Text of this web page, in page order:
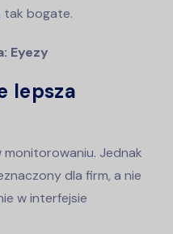
tak bogate.
Eyezy
lepsza
monitorowaniu. Jednak
dla firm, a nie
w interfejsie